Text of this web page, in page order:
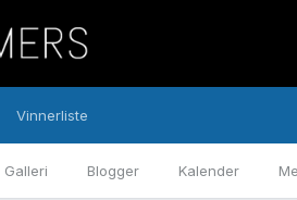
Galleri Blogger Kalender
Vinnerliste